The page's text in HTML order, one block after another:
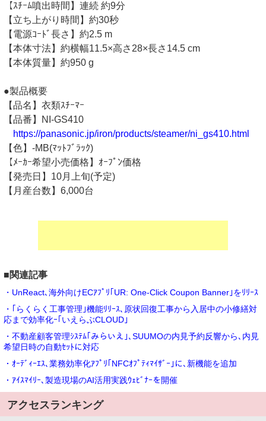
【ｽﾁｰﾑ噴出時間】連続 約9分
【立ち上がり時間】約30秒
【電源ｺｰﾄﾞ長さ】約2.5 m
【本体寸法】約横幅11.5×高さ28×長さ14.5 cm
【本体質量】約950 g
●製品概要
【品名】衣類ｽﾁｰﾏｰ
【品番】NI-GS410
https://panasonic.jp/iron/products/steamer/ni_gs410.html
【色】-MB(ﾏｯﾄﾌﾞﾗｯｸ)
【ﾒｰｶｰ希望小売価格】ｵｰﾌﾟﾝ価格
【発売日】10月上旬(予定)
【月産台数】6,000台
■関連記事
・UnReact､海外向けECｱﾌﾟﾘ｢UR: One-Click Coupon Banner｣をﾘﾘｰｽ
・｢らくらく工事管理｣機能ﾘﾘｰｽ､原状回復工事から入居中の小修繕対
応まで効率化ｰ｢いえらぶCLOUD｣
・不動産顧客管理ｼｽﾃﾑ｢みらいえ｣､SUUMOの内見予約反響から､内見
希望日時の自動ｾｯﾄに対応
・ｵｰﾃﾞｨｰｴｽ､業務効率化ｱﾌﾟﾘ｢NFCｵﾌﾟﾃｨﾏｲｻﾞｰ｣に､新機能を追加
・ｱｲｽﾏｲﾘｰ､製造現場のAI活用実践ｳｪﾋﾞﾅｰを開催
アクセスランキング